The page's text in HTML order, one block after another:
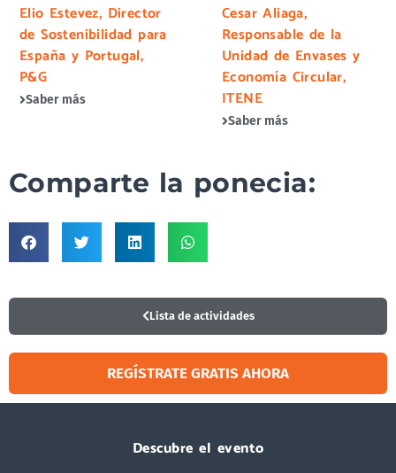
Elio Estevez, Director
de Sostenibilidad para
España y Portugal,
P&G
Saber más
Cesar Aliaga,
Responsable de la
Unidad de Envases y
Economía Circular,
ITENE
Saber más
Comparte la ponecia:
Lista de actividades
REGÍSTRATE GRATIS AHORA
Descubre el evento
Visitar